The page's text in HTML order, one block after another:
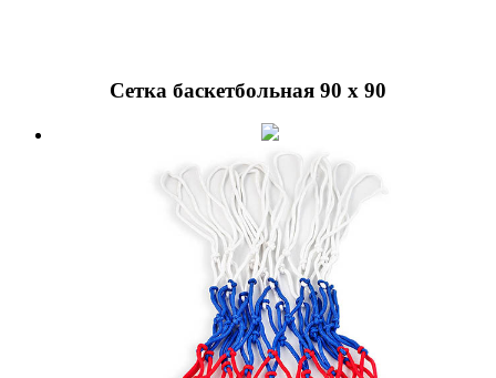
Сетка баскетбольная 90 х 90